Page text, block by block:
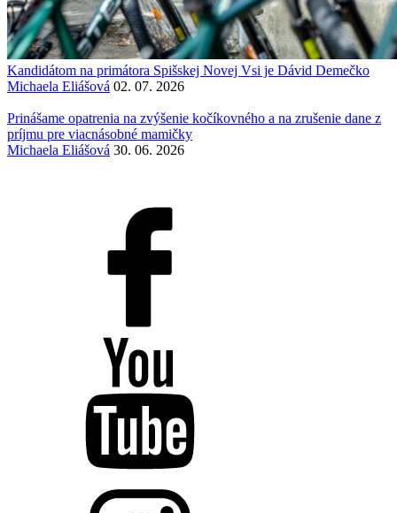
Kandidátom na primátora Spišskej Novej Vsi je Dávid Demečko
Michaela Eliášová 02. 07. 2026
Prinášame opatrenia na zvýšenie kočíkovného a na zrušenie dane z
príjmu pre viacnásobné mamičky
Michaela Eliášová 30. 06. 2026